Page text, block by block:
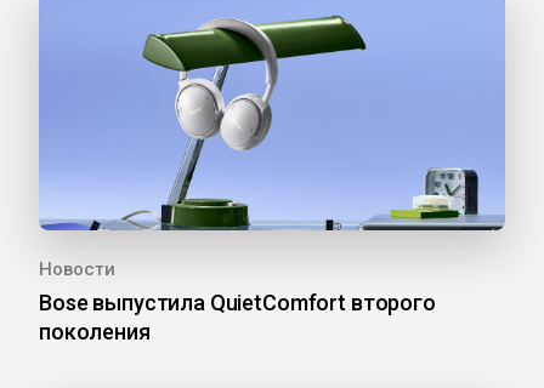
Новости
Bose выпустила QuietComfort второго
поколения